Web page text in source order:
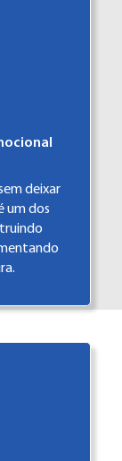
deixar
um dos